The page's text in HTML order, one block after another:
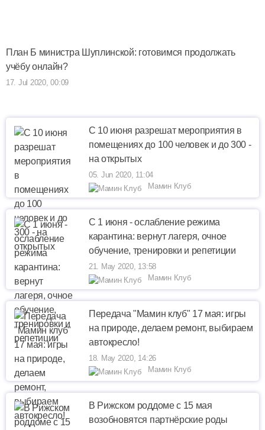
План Б министра Шуплинской: готовимся продолжать
учёбу онлайн?
17. Jul 2020, 00:09
С 10 июня разрешат мероприятия в
помещениях до 100 человек и до 300 -
на открытых
05. Jun 2020, 11:04
Мамин Клуб
C 1 июня - ослабление режима
карантина: вернут лагеря, очное
обучение, тренировки и репетиции
21. May 2020, 13:58
Мамин Клуб
Передача "Мамин клуб" 17 мая: игры
на природе, делаем ремонт, выбираем
автокресло!
18. May 2020, 14:26
Мамин Клуб
В Рижском роддоме с 15 мая
возобновятся партнёрские роды